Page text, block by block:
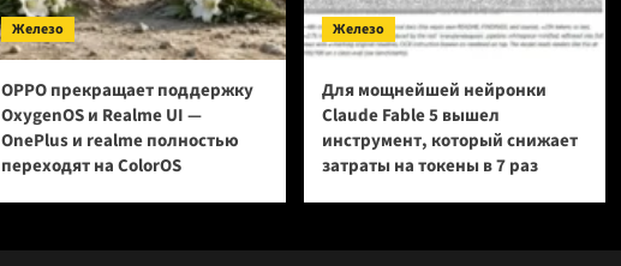
Железо
OPPO прекращает поддержку
OxygenOS и Realme UI —
OnePlus и realme полностью
переходят на ColorOS
Железо
Для мощнейшей нейронки
Claude Fable 5 вышел
инструмент, который снижает
затраты на токены в 7 раз